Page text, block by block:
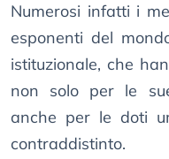
Numerosi infatti i
esponenti del
istituzionale, che
non solo per le
anche per le doti
contraddistinto.